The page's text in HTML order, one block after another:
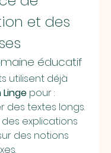
et des
éducatif
pour :
des textes longs.
explications
des notions